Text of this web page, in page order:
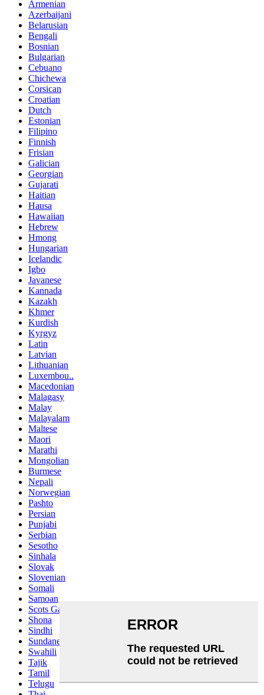
Armenian
Azerbaijani
Belarusian
Bengali
Bosnian
Bulgarian
Cebuano
Chichewa
Corsican
Croatian
Dutch
Estonian
Filipino
Finnish
Frisian
Galician
Georgian
Gujarati
Haitian
Hausa
Hawaiian
Hebrew
Hmong
Hungarian
Icelandic
Igbo
Javanese
Kannada
Kazakh
Khmer
Kurdish
Kyrgyz
Latin
Latvian
Lithuanian
Luxembou..
Macedonian
Malagasy
Malay
Malayalam
Maltese
Maori
Marathi
Mongolian
Burmese
Nepali
Norwegian
Pashto
Persian
Punjabi
Serbian
Sesotho
Sinhala
Slovak
Slovenian
Somali
Samoan
Scots Gaelic
Shona
Sindhi
Sundanese
Swahili
Tajik
Tamil
Telugu